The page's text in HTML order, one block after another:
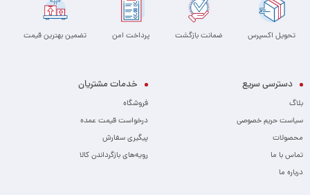
تحویل اکسپرس ضمانت بازگشت پرداخت امن تضمین بهترین قیمت
دسترسی سریع
بلاگ
سیاست حریم خصوصی
محصولات
تماس با ما
درباره ما
خدمات مشتریان
فروشگاه
درخواست قیمت عمده
پیگیری سفارش
رویه‌های بازگرداندن کالا